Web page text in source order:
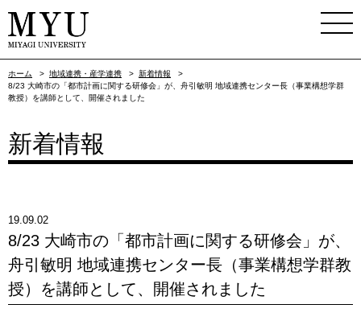
ホーム > 地域連携・産学連携 > 新着情報
>
8/23 大崎市の「都市計画に関する研修会」が、舟引敏明 地域連携センター長（事業構想学群
教授）を講師として、開催されました
新着情報
19.09.02
8/23 大崎市の「都市計画に関する研修会」が、
舟引敏明 地域連携センター長（事業構想学群教
授）を講師として、開催されました